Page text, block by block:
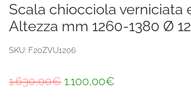
Scala chiocciola verniciata
Altezza mm 1260-1380 Ø
SKU: F20ZVU1206
1.630,00€ Il
1.100,00€